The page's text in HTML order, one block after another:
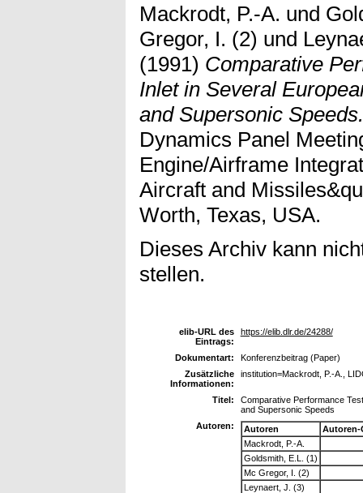
Mackrodt, P.-A. und
Gregor, I. (2) und
(1991) Comparative
Inlet in Several
and Supersonic Speeds.
Dynamics Panel
Engine/Airframe
Aircraft and
Worth, Texas, USA.
Dieses Archiv kann
stellen.
elib-URL des
Eintrags:
https://elib.dlr.de/24288/
Dokumentart:
Konferenzbeitrag (Paper)
Zusätzliche
Informationen:
institution=Mackrodt, P.-A.,
Titel:
Comparative Performance
and Supersonic Speeds
Autoren:
Autoren
Autoren-
Mackrodt, P.-A.
Goldsmith, E.L. (1)
Mc Gregor, I. (2)
Leynaert, J. (3)